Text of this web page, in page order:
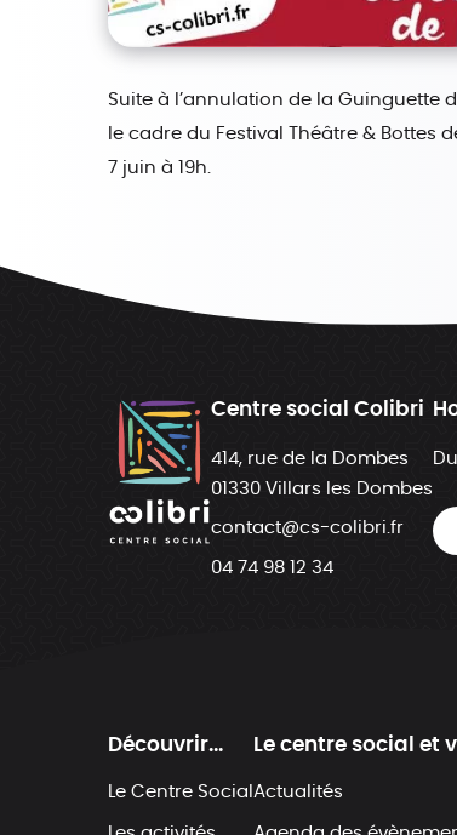
Suite à l’annulation de la Guinguette
le cadre du Festival Théâtre & Bottes
7 juin à 19h.
Centre social Colibri
414, rue de la Dombes
01330 Villars les Dombes
contact@cs-colibri.fr
04 74 98 12 34
Découvrir...
Le Centre Social
Le centre social et
Actualités